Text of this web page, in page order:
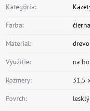
Kategória:
Farba: čierna
Material:
Využitie: na
Rozmery: 31,5
Povrch: